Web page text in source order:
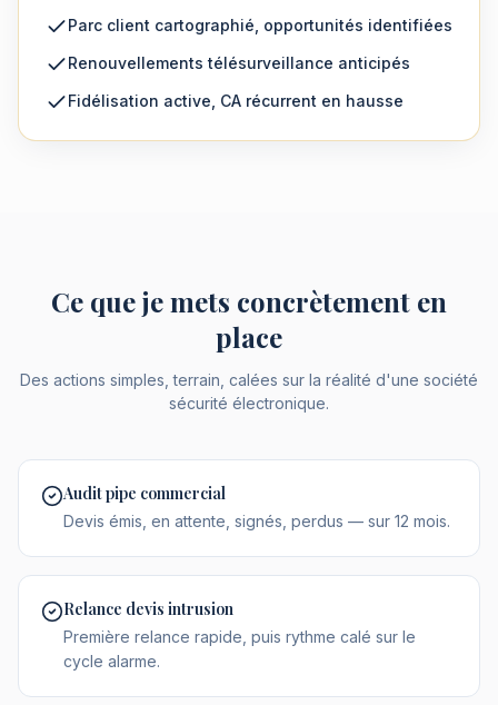
Parc client cartographié, opportunités identifiées
Renouvellements télésurveillance anticipés
Fidélisation active, CA récurrent en hausse
Ce que je mets concrètement en
place
Des actions simples, terrain, calées sur la réalité d'une société
sécurité électronique.
Audit pipe commercial
Devis émis, en attente, signés, perdus — sur 12 mois.
Relance devis intrusion
Première relance rapide, puis rythme calé sur le
cycle alarme.